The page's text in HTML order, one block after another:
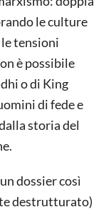
le culture
tensioni
è possibile
o di King
di fede e
storia del
dossier così
destrutturato)